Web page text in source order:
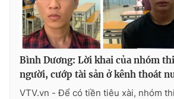
THỜI BÁO VTV
Bình Dương: Lời khai của nhóm
người, cướp tài sản ở kênh thoát
VTV.vn - Để có tiền tiêu xài, nhóm